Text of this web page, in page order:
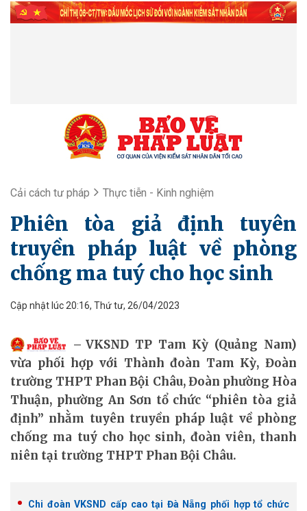
Cải cách tư pháp Thực tiễn - Kinh nghiệm
Phiên tòa giả định tuyên
truyền pháp luật về phòng
chống ma tuý cho học sinh
Cập nhật lúc 20:16, Thứ tư, 26/04/2023
VKSND TP Tam Kỳ (Quảng Nam)
vừa phối hợp với Thành đoàn Tam Kỳ, Đoàn
trường THPT Phan Bội Châu, Đoàn phường Hòa
Thuận, phường An Sơn tổ chức “phiên tòa giả
định” nhằm tuyên truyền pháp luật về phòng
chống ma tuý cho học sinh, đoàn viên, thanh
niên tại trường THPT Phan Bội Châu.
Chi đoàn VKSND cấp cao tại Đà Nẵng phối hợp tổ chức